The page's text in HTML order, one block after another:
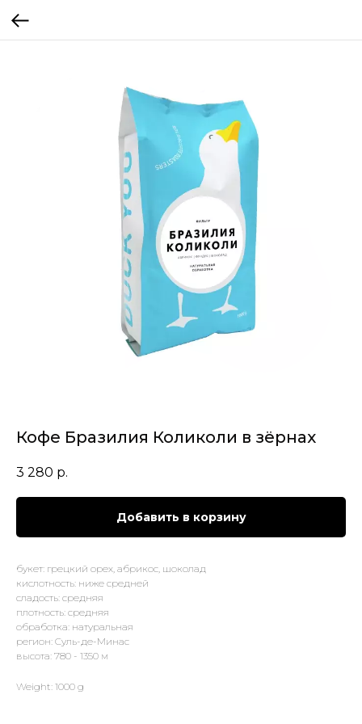
Кофе Бразилия Коликоли в зёрнах
3 280 р.
Добавить в корзину
букет: грецкий орех, абрикос, шоколад
кислотность: ниже средней
сладость: средняя
плотность: средняя
обработка: натуральная
регион: Суль-де-Минас
высота: 780 - 1350 м
Weight: 1000 g